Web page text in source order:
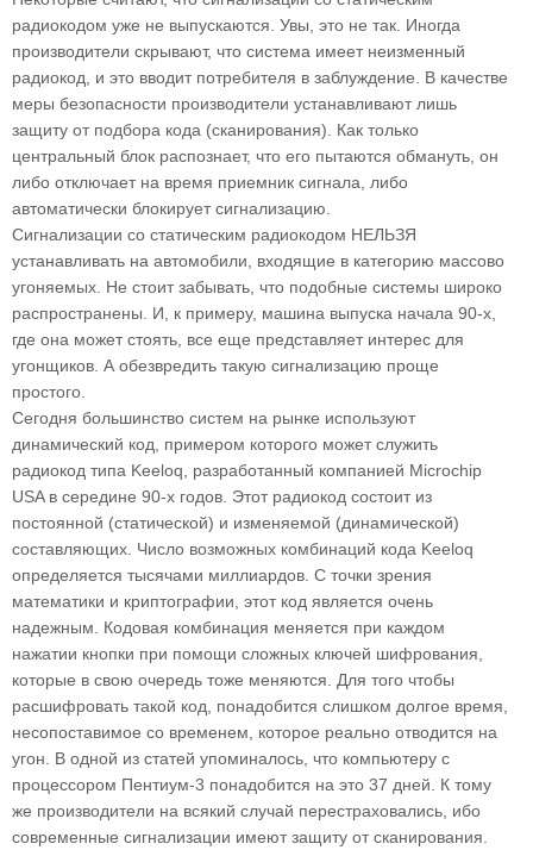
радиокодом уже не выпускаются. Увы, это не так. Иногда
производители скрывают, что система имеет неизменный
радиокод, и это вводит потребителя в заблуждение. В качестве
меры безопасности производители устанавливают лишь
защиту от подбора кода (сканирования). Как только
центральный блок распознает, что его пытаются обмануть, он
либо отключает на время приемник сигнала, либо
автоматически блокирует сигнализацию.
Сигнализации со статическим радиокодом НЕЛЬЗЯ
устанавливать на автомобили, входящие в категорию массово
угоняемых. Не стоит забывать, что подобные системы широко
распространены. И, к примеру, машина выпуска начала 90-х,
где она может стоять, все еще представляет интерес для
угонщиков. А обезвредить такую сигнализацию проще
простого.
Сегодня большинство систем на рынке используют
динамический код, примером которого может служить
радиокод типа Keeloq, разработанный компанией Microchip
USA в середине 90-х годов. Этот радиокод состоит из
постоянной (статической) и изменяемой (динамической)
составляющих. Число возможных комбинаций кода Keeloq
определяется тысячами миллиардов. С точки зрения
математики и криптографии, этот код является очень
надежным. Кодовая комбинация меняется при каждом
нажатии кнопки при помощи сложных ключей шифрования,
которые в свою очередь тоже меняются. Для того чтобы
расшифровать такой код, понадобится слишком долгое время,
несопоставимое со временем, которое реально отводится на
угон. В одной из статей упоминалось, что компьютеру с
процессором Пентиум-3 понадобится на это 37 дней. К тому
же производители на всякий случай перестраховались, ибо
современные сигнализации имеют защиту от сканирования.